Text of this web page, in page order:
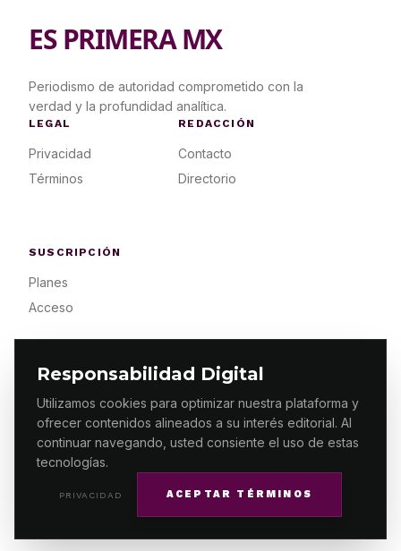
Responsabilidad Digital
Utilizamos cookies para optimizar nuestra plataforma y
ofrecer contenidos alineados a su interés editorial. Al
continuar navegando, usted consiente el uso de estas
tecnologías.
PRIVACIDAD ACEPTAR TÉRMINOS
ES PRIMERA MX
Periodismo de autoridad comprometido con la
verdad y la profundidad analítica.
LEGAL
Privacidad
Términos
REDACCIÓN
Contacto
Directorio
SUSCRIPCIÓN
Planes
Acceso
© 2026 ES PRIMERA MX. ALGUNOS DERECHOS
RESERVADOS / DESIGNMAKING.MX